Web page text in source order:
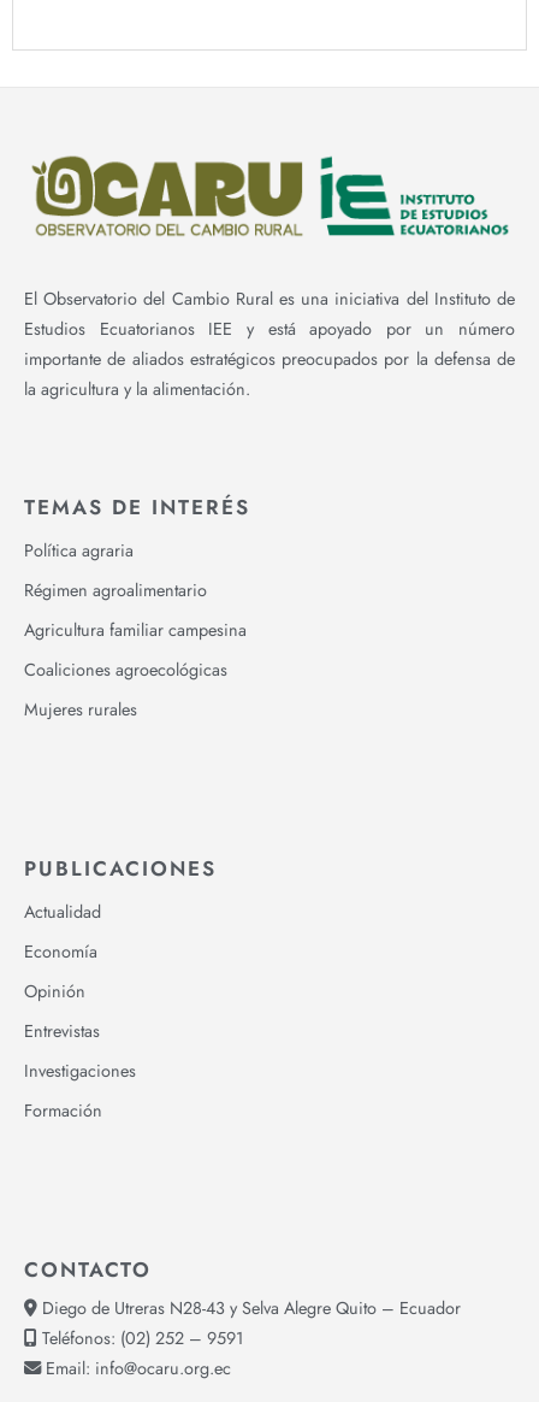
El Observatorio del Cambio Rural es una iniciativa del Instituto de
Estudios Ecuatorianos IEE y está apoyado por un número
importante de aliados estratégicos preocupados por la defensa de
la agricultura y la alimentación.
TEMAS DE INTERÉS
Política agraria
Régimen agroalimentario
Agricultura familiar campesina
Coaliciones agroecológicas
Mujeres rurales
PUBLICACIONES
Actualidad
Economía
Opinión
Entrevistas
Investigaciones
Formación
CONTACTO
Diego de Utreras N28-43 y Selva Alegre Quito – Ecuador
Teléfonos: (02) 252 – 9591
Email: info@ocaru.org.ec